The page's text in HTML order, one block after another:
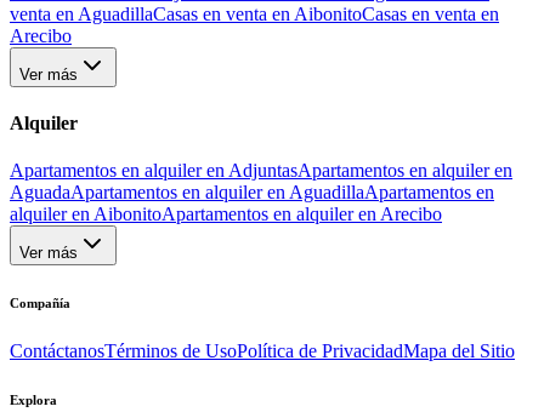
venta en AguadillaCasas en venta en AibonitoCasas en venta en
Arecibo
Ver más
Alquiler
Apartamentos en alquiler en AdjuntasApartamentos en alquiler en
AguadaApartamentos en alquiler en AguadillaApartamentos en
alquiler en AibonitoApartamentos en alquiler en Arecibo
Ver más
Compañía
ContáctanosTérminos de UsoPolítica de PrivacidadMapa del Sitio
Explora